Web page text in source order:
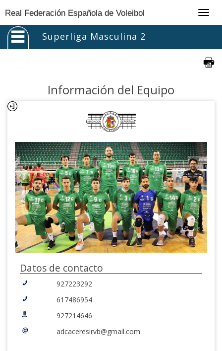
Real Federación Española de Voleibol
Superliga Masculina 2
Información del Equipo
Datos de contacto
927223292
617486954
927214646
adcaceresirvb@gmail.com